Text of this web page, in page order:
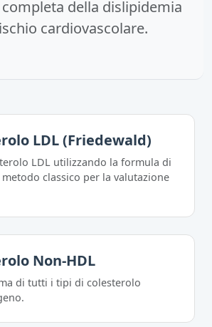
della dislipidemia
cardiovascolare.
LDL (Friedewald)
LDL utilizzando la formula di
classico per la valutazione
Non-HDL
di tutti i tipi di colesterolo